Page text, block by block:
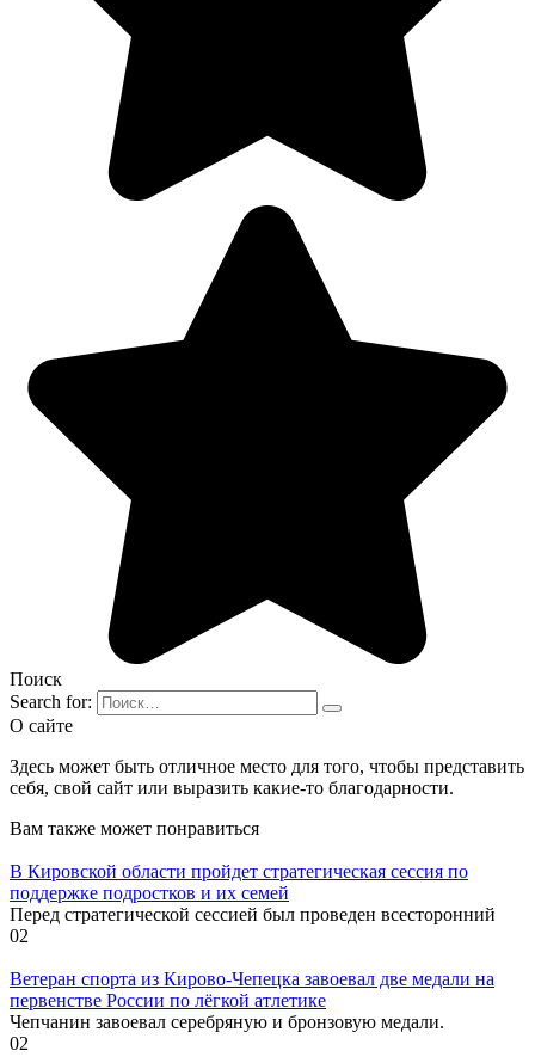
Поиск
Search for:
О сайте
Здесь может быть отличное место для того, чтобы представить
себя, свой сайт или выразить какие-то благодарности.
Вам также может понравиться
В Кировской области пройдет стратегическая сессия по
поддержке подростков и их семей
Перед стратегической сессией был проведен всесторонний
02
Ветеран спорта из Кирово-Чепецка завоевал две медали на
первенстве России по лёгкой атлетике
Чепчанин завоевал серебряную и бронзовую медали.
02